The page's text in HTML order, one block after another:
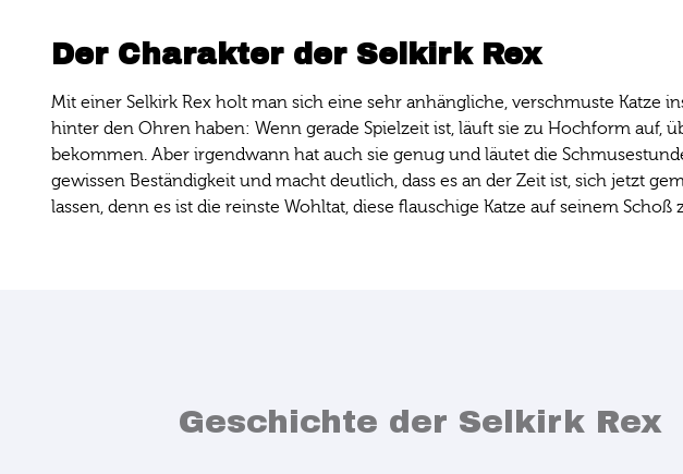
Der Charakter der Selkirk Rex
Mit einer Selkirk Rex holt man sich eine sehr anhängliche, verschmuste Katze
hinter den Ohren haben: Wenn gerade Spielzeit ist, läuft sie zu Hochform auf,
bekommen. Aber irgendwann hat auch sie genug und läutet die
gewissen Beständigkeit und macht deutlich, dass es an der Zeit ist, sich jetzt
lassen, denn es ist die reinste Wohltat, diese flauschige Katze auf seinem
Geschichte der Selkirk Rex